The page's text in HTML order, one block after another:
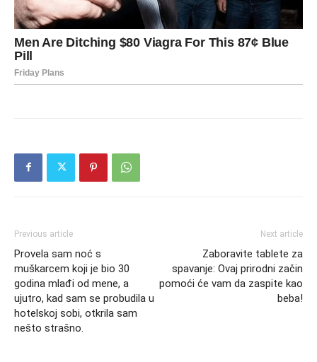
Previous article
Provela sam noć s
muškarcem koji je bio 30
godina mlađi od mene, a
ujutro, kad sam se probudila u
hotelskoj sobi, otkrila sam
nešto strašno.
Next article
Zaboravite tablete za
spavanje: Ovaj prirodni začin
pomoći će vam da zaspite kao
beba!